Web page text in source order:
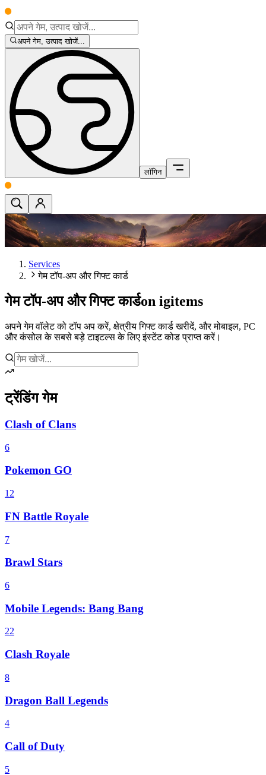
अपने गेम, उत्पाद खोजें...
लॉगिन
Services
गेम टॉप-अप और गिफ्ट कार्ड
गेम टॉप-अप और गिफ्ट कार्डon igitems
अपने गेम वॉलेट को टॉप अप करें, क्षेत्रीय गिफ्ट कार्ड खरीदें, और मोबाइल, PC
और कंसोल के सबसे बड़े टाइटल्स के लिए इंस्टेंट कोड प्राप्त करें।
ट्रेंडिंग गेम
Clash of Clans
6
Pokemon GO
12
FN Battle Royale
7
Brawl Stars
6
Mobile Legends: Bang Bang
22
Clash Royale
8
Dragon Ball Legends
4
Call of Duty
5